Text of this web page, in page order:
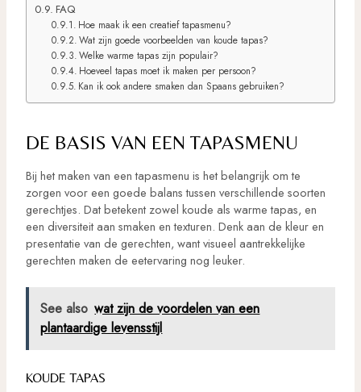
FAQ
Hoe maak ik een creatief tapasmenu?
Wat zijn goede voorbeelden van koude tapas?
Welke warme tapas zijn populair?
Hoeveel tapas moet ik maken per persoon?
Kan ik ook andere smaken dan Spaans gebruiken?
DE BASIS VAN EEN TAPASMENU
Bij het maken van een tapasmenu is het belangrijk om te
zorgen voor een goede balans tussen verschillende soorten
gerechtjes. Dat betekent zowel koude als warme tapas, en
een diversiteit aan smaken en texturen. Denk aan de kleur en
presentatie van de gerechten, want visueel aantrekkelijke
gerechten maken de eetervaring nog leuker.
See also wat zijn de voordelen van een
plantaardige levensstijl
KOUDE TAPAS